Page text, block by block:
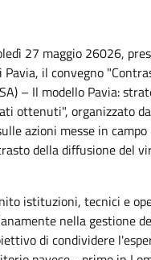
27 maggio 26026,
il convegno
– Il modello Pavia:
ottenuti", organizzato
azioni messe in
della diffusione del
istituzioni, tecnici e
nella gestione
di condividere